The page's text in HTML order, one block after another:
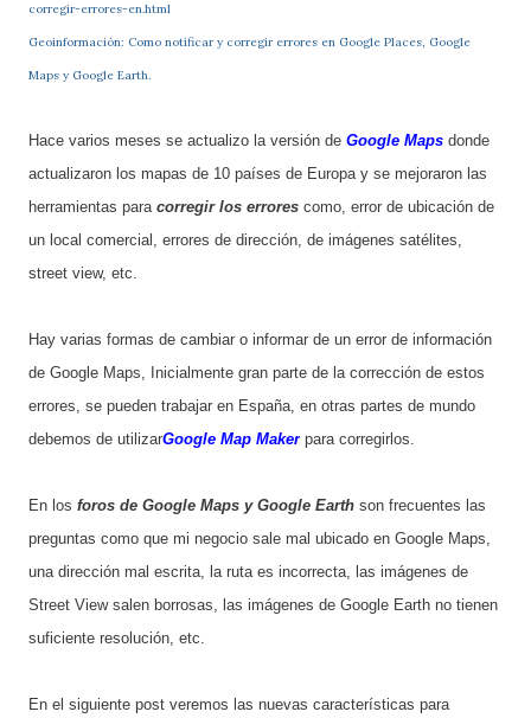
corregir-errores-en.html
Geoinformación: Como notificar y corregir errores en Google Places, Google
Maps y Google Earth.
Hace varios meses se actualizo la versión de Google Maps donde
actualizaron los mapas de 10 países de Europa y se mejoraron las
herramientas para corregir los errores como, error de ubicación de
un local comercial, errores de dirección, de imágenes satélites,
street view, etc.
Hay varias formas de cambiar o informar de un error de información
de Google Maps, Inicialmente gran parte de la corrección de estos
errores, se pueden trabajar en España, en otras partes de mundo
debemos de utilizarGoogle Map Maker para corregirlos.
En los foros de Google Maps y Google Earth son frecuentes las
preguntas como que mi negocio sale mal ubicado en Google Maps,
una dirección mal escrita, la ruta es incorrecta, las imágenes de
Street View salen borrosas, las imágenes de Google Earth no tienen
suficiente resolución, etc.
En el siguiente post veremos las nuevas características para